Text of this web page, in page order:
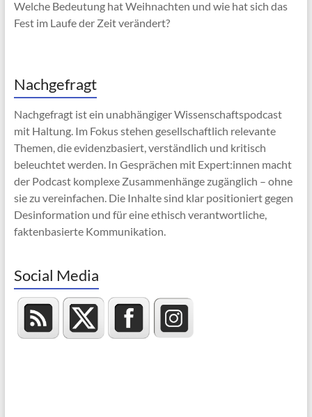
Welche Bedeutung hat Weihnachten und wie hat sich das
Fest im Laufe der Zeit verändert?
Nachgefragt
Nachgefragt ist ein unabhängiger Wissenschaftspodcast
mit Haltung. Im Fokus stehen gesellschaftlich relevante
Themen, die evidenzbasiert, verständlich und kritisch
beleuchtet werden. In Gesprächen mit Expert:innen macht
der Podcast komplexe Zusammenhänge zugänglich – ohne
sie zu vereinfachen. Die Inhalte sind klar positioniert gegen
Desinformation und für eine ethisch verantwortliche,
faktenbasierte Kommunikation.
Social Media